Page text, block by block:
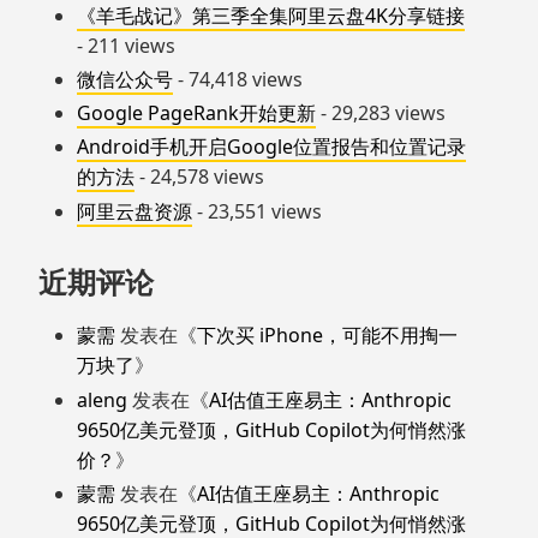
《羊毛战记》第三季全集阿里云盘4K分享链接
- 211 views
微信公众号- 74,418 views
Google PageRank开始更新- 29,283 views
Android手机开启Google位置报告和位置记录
的方法- 24,578 views
阿里云盘资源- 23,551 views
近期评论
蒙需 发表在《下次买 iPhone，可能不用掏一
万块了》
aleng 发表在《AI估值王座易主：Anthropic
9650亿美元登顶，GitHub Copilot为何悄然涨
价？ 》
蒙需 发表在《AI估值王座易主：Anthropic
9650亿美元登顶，GitHub Copilot为何悄然涨